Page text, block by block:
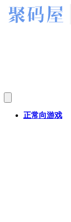
正常向游戏